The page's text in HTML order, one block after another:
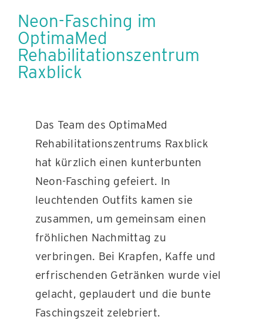
ANGEBOTE
KARRIERE
Neon-Fasching im
OptimaMed
Rehabilitationszentrum
Raxblick
Das Team des OptimaMed
Rehabilitationszentrums Raxblick
hat kürzlich einen kunterbunten
Neon-Fasching gefeiert. In
leuchtenden Outfits kamen sie
zusammen, um gemeinsam einen
fröhlichen Nachmittag zu
verbringen. Bei Krapfen, Kaffe und
erfrischenden Getränken wurde viel
gelacht, geplaudert und die bunte
Faschingszeit zelebriert.